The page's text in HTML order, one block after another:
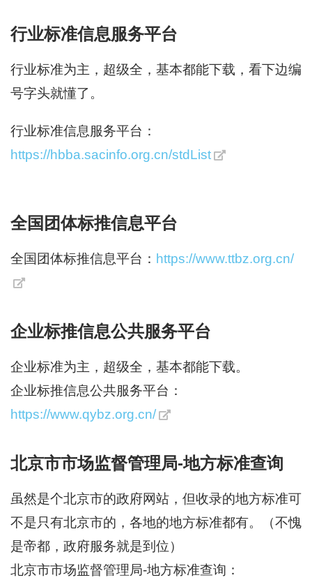
行业标准信息服务平台
行业标准为主，超级全，基本都能下载，看下边编
号字头就懂了。
行业标准信息服务平台：
https://hbba.sacinfo.org.cn/stdList
全国团体标推信息平台
全国团体标推信息平台： https://www.ttbz.org.cn/
企业标推信息公共服务平台
企业标准为主，超级全，基本都能下载。
企业标推信息公共服务平台：
https://www.qybz.org.cn/
北京市市场监督管理局-地方标准查询
虽然是个北京市的政府网站，但收录的地方标准可
不是只有北京市的，各地的地方标准都有。（不愧
是帝都，政府服务就是到位）
北京市市场监督管理局-地方标准查询：